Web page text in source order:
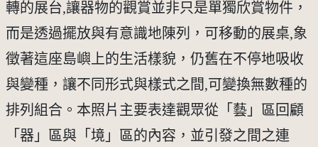
轉的展台,讓器物的觀賞並非只是單獨欣賞物件，
而是透過擺放與有意識地陳列，可移動的展桌,象
徵著這座島嶼上的生活樣貌，仍舊在不停地吸收
與變種，讓不同形式與樣式之間,可變換無數種的
排列組合。本照片主要表達觀眾從「藝」區回顧
「器」區與「境」區的內容，並引發之間之連